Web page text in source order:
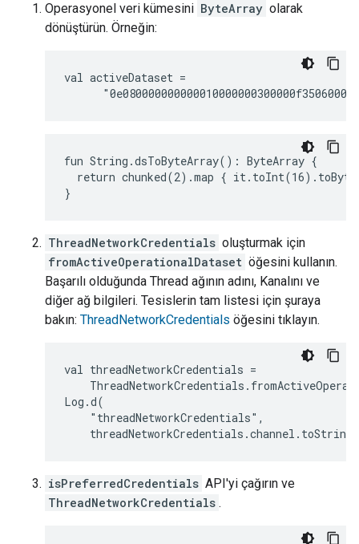
Operasyonel veri kümesini ByteArray olarak
dönüştürün. Örneğin:
val activeDataset =
fun String.dsToByteArray(): ByteArray {
return chunked(2).map {
ThreadNetworkCredentials oluşturmak için
fromActiveOperationalDataset öğesini kullanın.
Başarılı olduğunda Thread ağının adını, Kanalını ve
diğer ağ bilgileri. Tesislerin tam listesi için şuraya
bakın: ThreadNetworkCredentials öğesini tıklayın.
val threadNetworkCredentials =
Log.d(
    "threadNetworkCredentials",
isPreferredCredentials API'yi çağırın ve
ThreadNetworkCredentials .